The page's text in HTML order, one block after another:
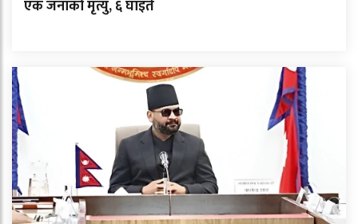
एक जनाको मृत्यु, ६ घाइते